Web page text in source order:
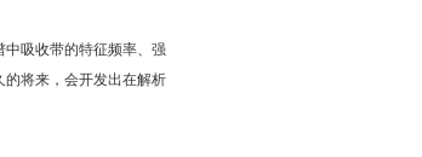
吸收带的特征频率、强
的将来，会开发出在解析